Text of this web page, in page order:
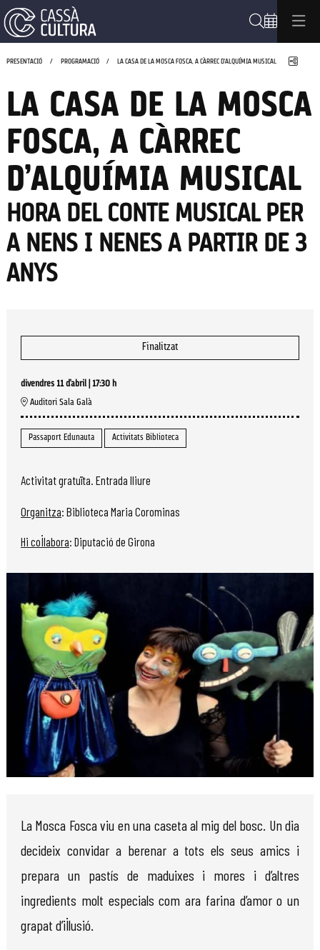
PRESENTACIÓ PROGRAMACIÓ LA CASA DE LA MOSCA FOSCA, A CÀRREC D’ALQUÍMIA MUSICAL
LA CASA DE LA MOSCA
FOSCA, A CÀRREC
D’ALQUÍMIA MUSICAL
HORA DEL CONTE MUSICAL PER
A NENS I NENES A PARTIR DE 3
ANYS
Finalitzat
divendres 11 d’abril
17:30 h
Auditori Sala Galà
Passaport Edunauta Activitats Biblioteca
Activitat gratuïta. Entrada lliure
Organitza: Biblioteca Maria Corominas
Hi col·labora: Diputació de Girona
La Mosca Fosca viu en una caseta al mig del bosc. Un dia
decideix convidar a berenar a tots els seus amics i
prepara un pastís de maduixes i mores i d’altres
ingredients molt especials com ara farina d’amor o un
grapat d’il·lusió.